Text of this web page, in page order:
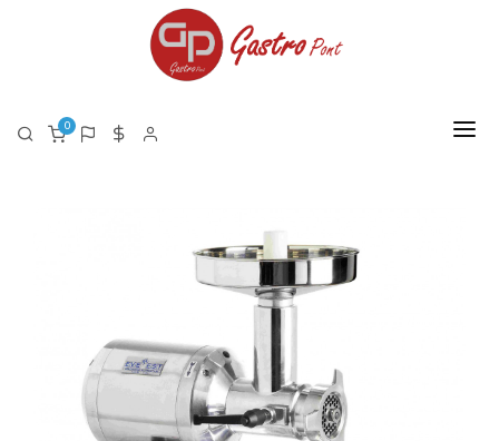
0
TERMÉK LISTA PDF